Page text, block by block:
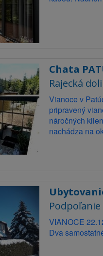
Chata
Rajecká
Vianoce v
pripravený
náročných
nachádza na
VIANOCE
Dva